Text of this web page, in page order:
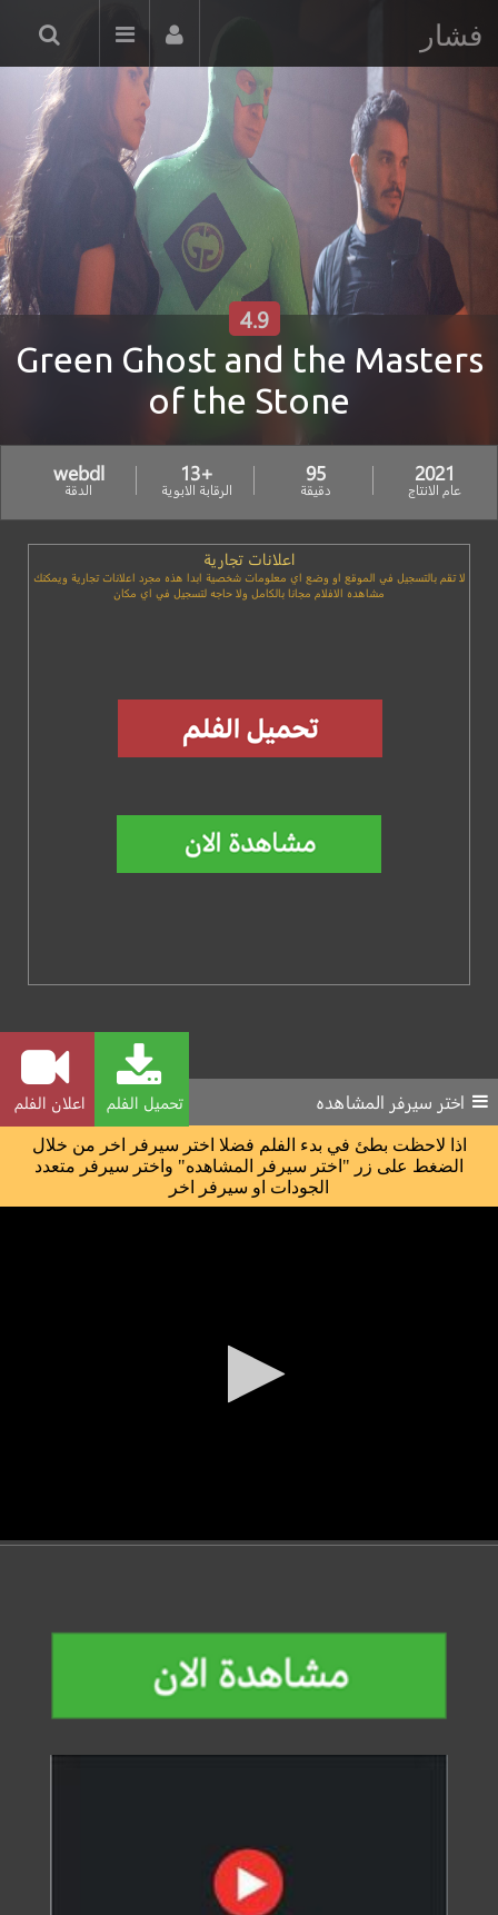
فشار
Green Ghost and the Masters
of the Stone
4.9
2021
عام الانتاج
95
دقيقة
+13
الرقابة الابوية
webdl
الدقة
اعلانات تجارية
لا تقم بالتسجيل في الموقع او وضع اي معلومات شخصية ابدا هذه مجرد اعلانات تجارية ويمكنك
مشاهده الافلام مجانا بالكامل ولا حاجه لتسجيل في اي مكان
تحميل الفلم اعلان الفلم اختر سيرفر المشاهده
اذا لاحظت بطئ في بدء الفلم فضلا اختر سيرفر اخر من خلال
الضغط على زر "اختر سيرفر المشاهده" واختر سيرفر متعدد
الجودات او سيرفر اخر